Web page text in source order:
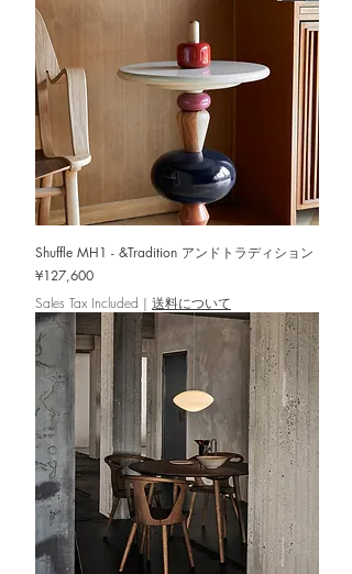
Shuffle MH1 - &Tradition アンドトラディション
Price
¥127,600
Sales Tax Included | 送料について